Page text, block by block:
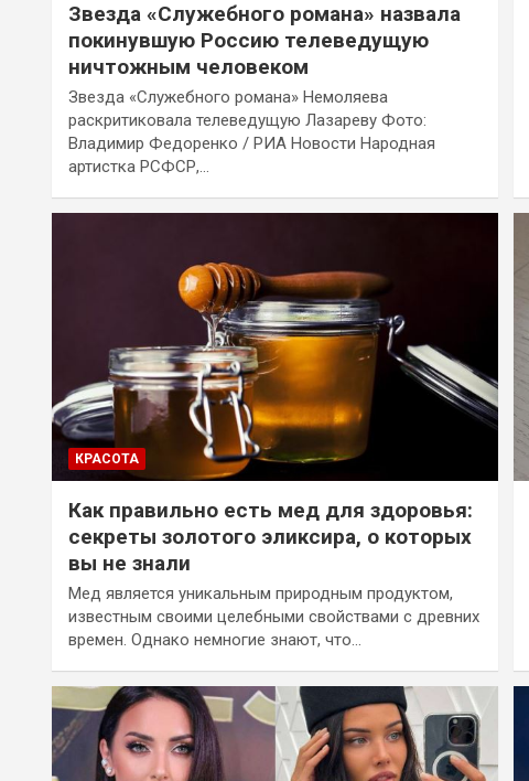
Звезда «Служебного романа» назвала
покинувшую Россию телеведущую
ничтожным человеком
Звезда «Служебного романа» Немоляева
раскритиковала телеведущую Лазареву Фото:
Владимир Федоренко / РИА Новости Народная
артистка РСФСР,…
КРАСОТА
Как правильно есть мед для здоровья:
секреты золотого эликсира, о которых
вы не знали
Мед является уникальным природным продуктом,
известным своими целебными свойствами с древних
времен. Однако немногие знают, что…